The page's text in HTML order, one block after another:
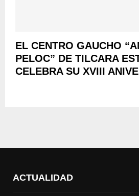
EL CENTRO GAUCHO
PELOC” DE TILCARA
CELEBRA SU XVIII
ACTUALIDAD